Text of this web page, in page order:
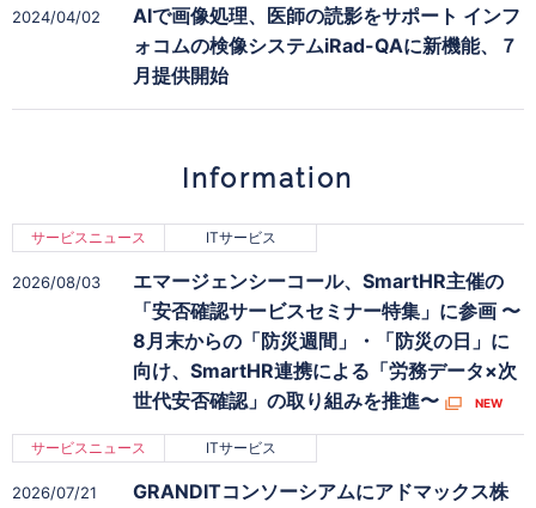
2024/04/02
AIで画像処理、医師の読影をサポート インフ
ォコムの検像システムiRad-QAに新機能、７
月提供開始
Information
2026/08/03
サービスニュース ITサービス
エマージェンシーコール、SmartHR主催の
「安否確認サービスセミナー特集」に参画 〜
8月末からの「防災週間」・「防災の日」に
向け、SmartHR連携による「労務データ×次
世代安否確認」の取り組みを推進〜
2026/07/21
サービスニュース ITサービス
GRANDITコンソーシアムにアドマックス株